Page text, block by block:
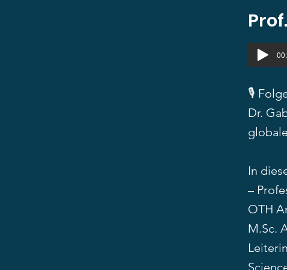
🎙
Dr.
In
–
OTH
M.Sc.